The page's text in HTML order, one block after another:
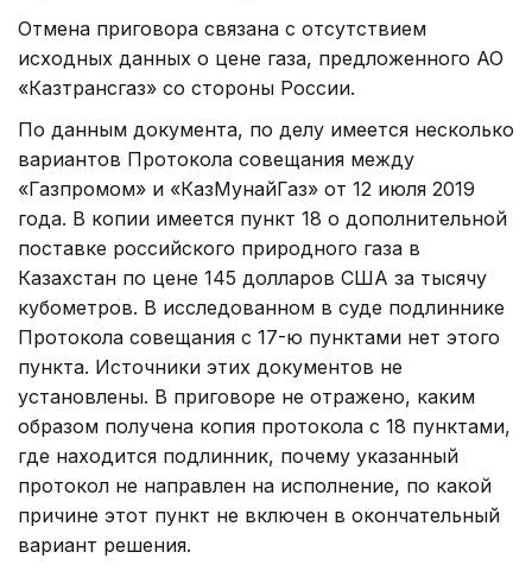
Отмена приговора связана с отсутствием
исходных данных о цене газа, предложенного АО
«Казтрансгаз» со стороны России.
По данным документа, по делу имеется несколько
вариантов Протокола совещания между
«Газпромом» и «КазМунайГаз» от 12 июля 2019
года. В копии имеется пункт 18 о дополнительной
поставке российского природного газа в
Казахстан по цене 145 долларов США за тысячу
кубометров. В исследованном в суде подлиннике
Протокола совещания с 17-ю пунктами нет этого
пункта. Источники этих документов не
установлены. В приговоре не отражено, каким
образом получена копия протокола с 18 пунктами,
где находится подлинник, почему указанный
протокол не направлен на исполнение, по какой
причине этот пункт не включен в окончательный
вариант решения.